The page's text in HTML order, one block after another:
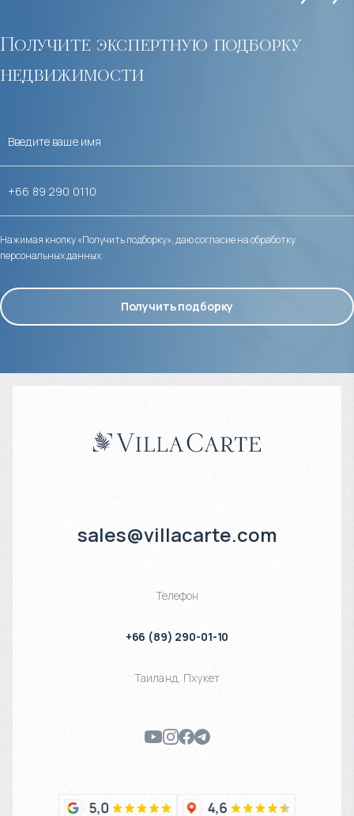
Получите экспертную подборку
недвижимости
Нажимая кнопку «Получить подборку», даю согласие на обработку
персональных данных
Получить подборку
sales@villacarte.com
Телефон
+66 (89) 290-01-10
Таиланд, Пхукет